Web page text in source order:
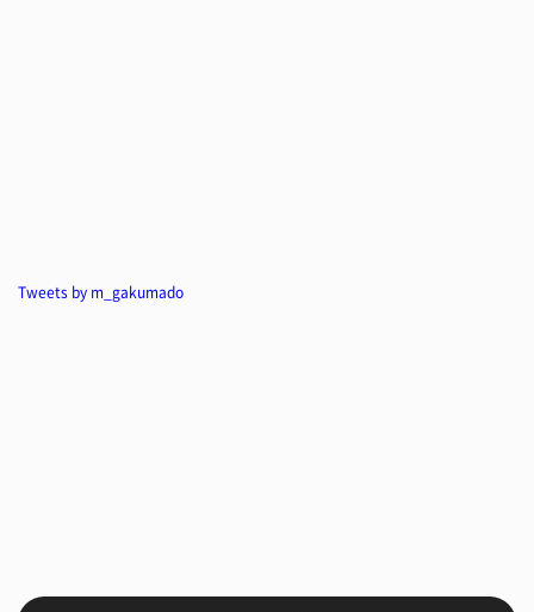
Tweets by m_gakumado